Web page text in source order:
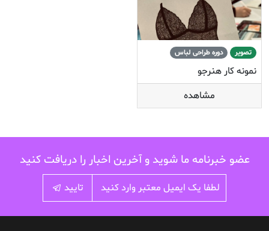
تصویر دوره طراحی لباس
نمونه کار هنرجو
مشاهده
عضو خبرنامه ما شوید و آخرین اخبار را دریافت کنید
تایید